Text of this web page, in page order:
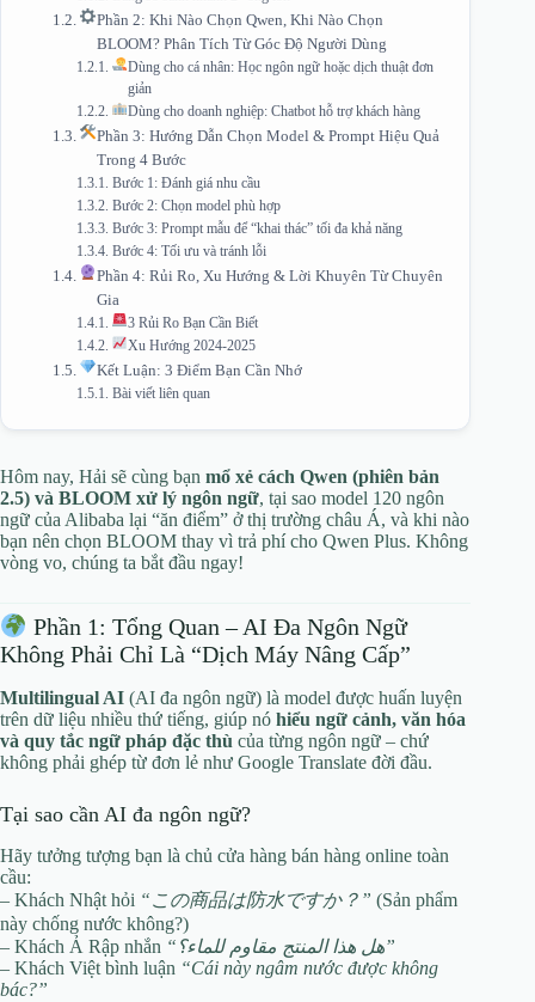
Phần 2: Khi Nào Chọn Qwen, Khi Nào Chọn
BLOOM? Phân Tích Từ Góc Độ Người Dùng
Dùng cho cá nhân: Học ngôn ngữ hoặc dịch thuật đơn
giản
Dùng cho doanh nghiệp: Chatbot hỗ trợ khách hàng
Phần 3: Hướng Dẫn Chọn Model & Prompt Hiệu Quả
Trong 4 Bước
Bước 1: Đánh giá nhu cầu
Bước 2: Chọn model phù hợp
Bước 3: Prompt mẫu để “khai thác” tối đa khả năng
Bước 4: Tối ưu và tránh lỗi
Phần 4: Rủi Ro, Xu Hướng & Lời Khuyên Từ Chuyên
Gia
3 Rủi Ro Bạn Cần Biết
Xu Hướng 2024-2025
Kết Luận: 3 Điểm Bạn Cần Nhớ
Bài viết liên quan
Hôm nay, Hải sẽ cùng bạn mổ xẻ cách Qwen (phiên bản
2.5) và BLOOM xử lý ngôn ngữ, tại sao model 120 ngôn
ngữ của Alibaba lại “ăn điểm” ở thị trường châu Á, và khi nào
bạn nên chọn BLOOM thay vì trả phí cho Qwen Plus. Không
vòng vo, chúng ta bắt đầu ngay!
Phần 1: Tổng Quan – AI Đa Ngôn Ngữ
Không Phải Chỉ Là “Dịch Máy Nâng Cấp”
Multilingual AI (AI đa ngôn ngữ) là model được huấn luyện
trên dữ liệu nhiều thứ tiếng, giúp nó hiểu ngữ cảnh, văn hóa
và quy tắc ngữ pháp đặc thù của từng ngôn ngữ – chứ
không phải ghép từ đơn lẻ như Google Translate đời đầu.
Tại sao cần AI đa ngôn ngữ?
Hãy tưởng tượng bạn là chủ cửa hàng bán hàng online toàn
cầu:
– Khách Nhật hỏi “この商品は防水ですか？” (Sản phẩm
này chống nước không?)
– Khách Ả Rập nhắn
“هل هذا المنتج مقاوم للماء؟”
– Khách Việt bình luận “Cái này ngâm nước được không
bác?”